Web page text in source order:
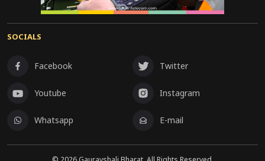
SOCIALS
Facebook Twitter
Youtube Instagram
Whatsapp E-mail